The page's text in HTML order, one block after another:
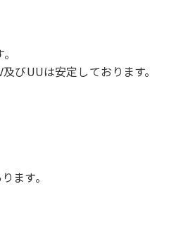
びUUは安定しております。
ます。